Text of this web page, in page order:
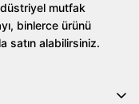
mutfak
binlerce ürünü
satın alabilirsiniz.